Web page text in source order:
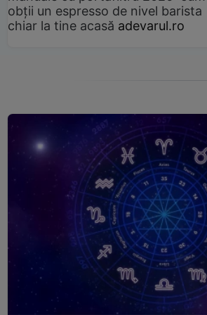
obții un espresso de nivel barista
chiar la tine acasă adevarul.ro